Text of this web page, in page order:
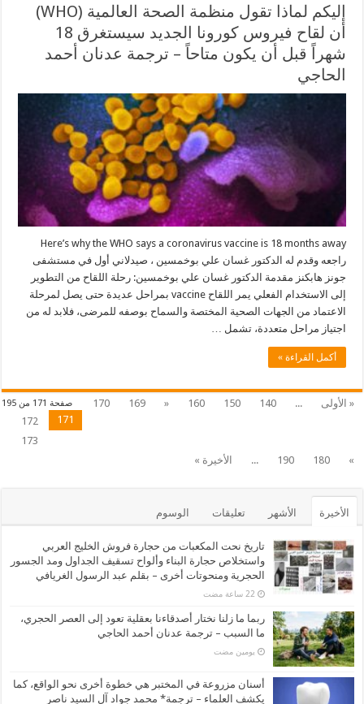
إليكم لماذا تقول منظمة الصحة العالمية (WHO)
أن لقاح فيروس كورونا الجديد سيستغرق 18
شهراً قبل أن يكون متاحاً – ترجمة عدنان أحمد
الحاجي
Here’s why the WHO says a coronavirus vaccine is 18 months away
راجعه وقدم له الدكتور غسان علي بوخمسين ، صيدلاني أول في مستشفى
جونز هابكنز مقدمة الدكتور غسان علي بوخمسين: رحلة اللقاح من التطوير
إلى الاستخدام الفعلي يمر اللقاح vaccine بمراحل عديدة حتى يصل لمرحلة
الاعتماد من الجهات الصحية المختصة والسماح بوصفه للمرضى، فلابد له من
اجتياز مراحل متعددة، تشمل …
أكمل القراءة »
صفحة 171 من 195 « الأولى ...
140
150
160
«
169
170
171
172
173
»
180
190
... الأخيرة »
الأخيرة الأشهر تعليقات الوسوم
تاريخ نحت المكعبات من حجارة فروش الخليج العربي
واستخلاص حجارة البناء وألواح تسقيف الجداول ومد الجسور
الحجرية ومنحوتات أخرى – بقلم عبد الرسول الغريافي
ربما ما زلنا نختار أصدقاءنا بعقلية تعود إلى العصر الحجري،
ما السبب – ترجمة عدنان أحمد الحاجي
‏يومين مضت
أسنان مزروعة في المختبر هي خطوة أخرى نحو الواقع، كما
يكشف العلماء – ترجمة* محمد جواد آل السيد ناصر